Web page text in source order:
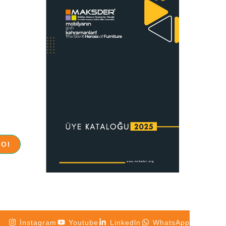
İnstagram Youtube Linkedln WhatsApp